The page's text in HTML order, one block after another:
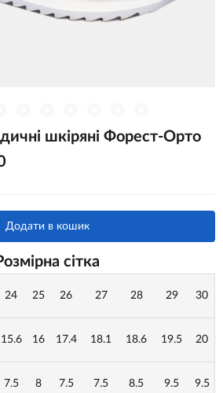
шкіряні Форест-Орто
Додати в кошик
сітка
24 25 26 27 28 29 30
15.6 16 17.4 18.1 18.6 19.5 20
7.5 8 7.5 7.5 8.5 9.5 9.5